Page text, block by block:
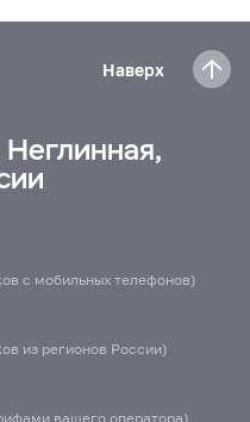
Наверх
с мобильных телефонов)
из регионов России)
вашего оператора)